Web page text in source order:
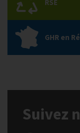
RSE
GHR en
Suivez